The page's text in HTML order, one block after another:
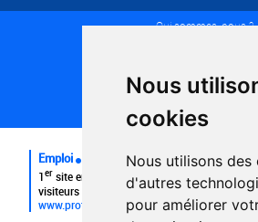
Nous
cookies
Nous utilisons des
d'autres
pour améliorer
Qui sommes-nous ?
Plan du site
FAQ recruteurs
FAQ
Emploi
1er site emploi du secteur culturel 784.000
visiteurs uniques par mois.
www.profilculture.com